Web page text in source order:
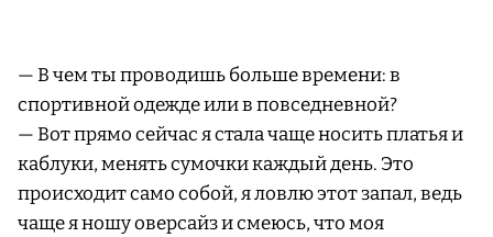
— В чем ты проводишь больше времени: в
спортивной одежде или в повседневной?
— Вот прямо сейчас я стала чаще носить платья и
каблуки, менять сумочки каждый день. Это
происходит само собой, я ловлю этот запал, ведь
чаще я ношу оверсайз и смеюсь, что моя